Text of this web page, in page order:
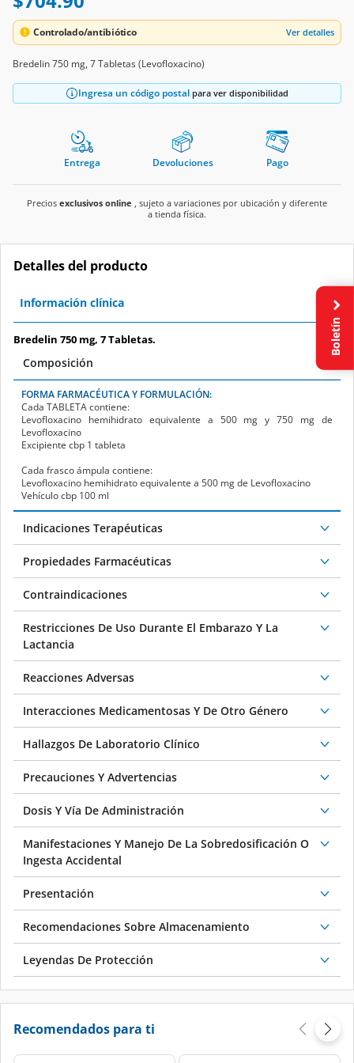
Controlado/antibiótico Ver detalles
Bredelin 750 mg, 7 Tabletas (Levofloxacino)
Ingresa un código postal para ver disponibilidad
Entrega Devoluciones Pago
Precios exclusivos online , sujeto a variaciones por ubicación y diferente
a tienda física.
Detalles del producto
Información clínica
Bredelin 750 mg, 7 Tabletas.
Composición
FORMA FARMACÉUTICA Y FORMULACIÓN:
Cada TABLETAcontiene:
Levofloxacino hemihidrato equivalente a 500 mg y 750 mg de
Levofloxacino
Excipiente cbp 1 tableta
Cada frasco ámpula contiene:
Levofloxacino hemihidrato equivalente a 500 mg de Levofloxacino
Vehículo cbp 100 ml
Indicaciones Terapéuticas
Propiedades Farmacéuticas
Contraindicaciones
Restricciones De Uso Durante El Embarazo Y La
Lactancia
Reacciones Adversas
Interacciones Medicamentosas Y De Otro Género
Hallazgos De Laboratorio Clínico
Precauciones Y Advertencias
Dosis Y Vía De Administración
Manifestaciones Y Manejo De La Sobredosificación O
Ingesta Accidental
Presentación
Recomendaciones Sobre Almacenamiento
Leyendas De Protección
Recomendados para ti
Boletín